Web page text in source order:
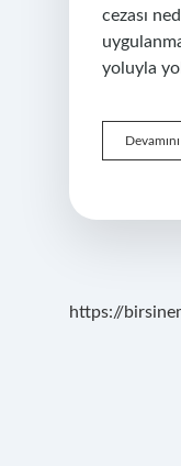
cezası
yoluyla
https://